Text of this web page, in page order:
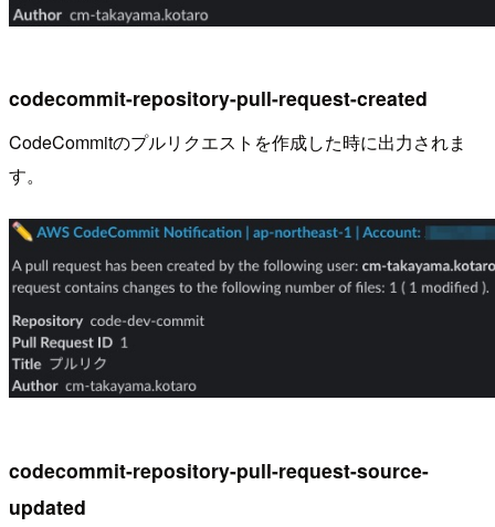
codecommit-repository-pull-request-created
CodeCommitのプルリクエストを作成した時に出力されま
す。
codecommit-repository-pull-request-source-
updated